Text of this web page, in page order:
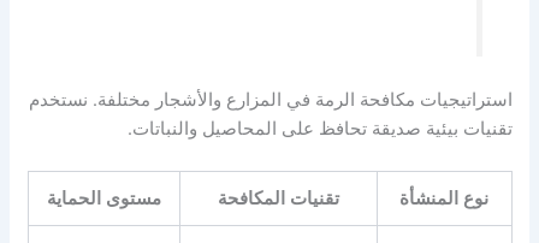
استراتيجيات مكافحة الرمة في المزارع والأشجار مختلفة. نستخدم
تقنيات بيئية صديقة تحافظ على المحاصيل والنباتات.
نوع المنشأة تقنيات المكافحة مستوى الحماية